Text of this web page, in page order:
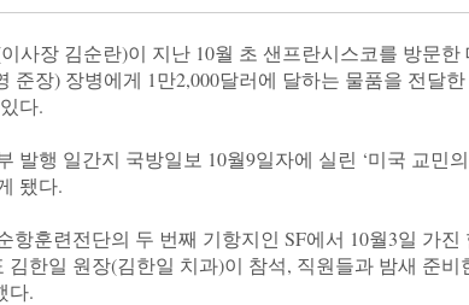
준장) 장병에게 1만2,000달러에 달하는 물품을 전달
다.
발행 일간지 국방일보 10월9일자에 실린 ‘미국 교민
됐다.
항훈련전단의 두 번째 기항지인 SF에서 10월3일 가진
한일 원장(김한일 치과)이 참석, 직원들과 밤새 준비
다.